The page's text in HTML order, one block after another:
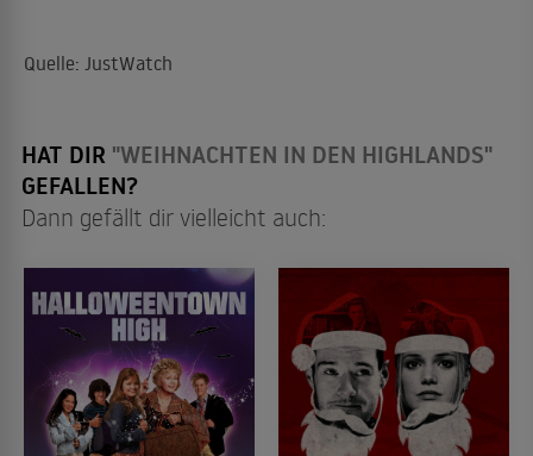
Quelle: JustWatch
HAT DIR "WEIHNACHTEN IN DEN HIGHLANDS"
GEFALLEN?
Dann gefällt dir vielleicht auch: